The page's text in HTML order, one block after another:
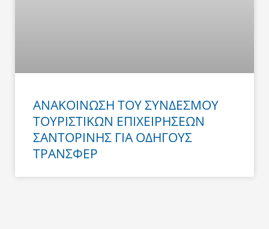
ΑΝΑΚΟΙΝΩΣΗ ΤΟΥ ΣΥΝΔΕΣΜΟΥ
ΤΟΥΡΙΣΤΙΚΩΝ ΕΠΙΧΕΙΡΗΣΕΩΝ
ΣΑΝΤΟΡΙΝΗΣ ΓΙΑ ΟΔΗΓΟΥΣ
ΤΡΑΝΣΦΕΡ